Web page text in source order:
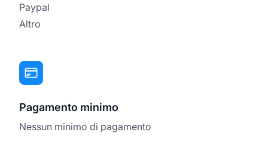
Paypal
Altro
Pagamento minimo
Nessun minimo di pagamento